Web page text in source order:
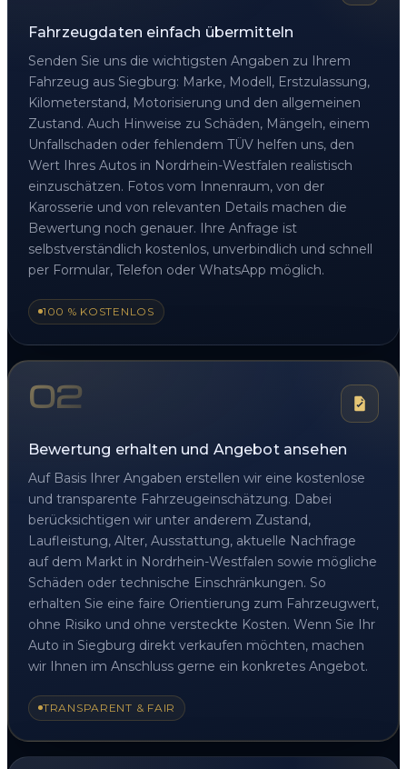
Fahrzeugdaten einfach übermitteln
Senden Sie uns die wichtigsten Angaben zu Ihrem
Fahrzeug aus Siegburg: Marke, Modell, Erstzulassung,
Kilometerstand, Motorisierung und den allgemeinen
Zustand. Auch Hinweise zu Schäden, Mängeln, einem
Unfallschaden oder fehlendem TÜV helfen uns, den
Wert Ihres Autos in Nordrhein-Westfalen realistisch
einzuschätzen. Fotos vom Innenraum, von der
Karosserie und von relevanten Details machen die
Bewertung noch genauer. Ihre Anfrage ist
selbstverständlich kostenlos, unverbindlich und schnell
per Formular, Telefon oder WhatsApp möglich.
100 % KOSTENLOS
02
Bewertung erhalten und Angebot ansehen
Auf Basis Ihrer Angaben erstellen wir eine kostenlose
und transparente Fahrzeugeinschätzung. Dabei
berücksichtigen wir unter anderem Zustand,
Laufleistung, Alter, Ausstattung, aktuelle Nachfrage
auf dem Markt in Nordrhein-Westfalen sowie mögliche
Schäden oder technische Einschränkungen. So
erhalten Sie eine faire Orientierung zum Fahrzeugwert,
ohne Risiko und ohne versteckte Kosten. Wenn Sie Ihr
Auto in Siegburg direkt verkaufen möchten, machen
wir Ihnen im Anschluss gerne ein konkretes Angebot.
TRANSPARENT & FAIR